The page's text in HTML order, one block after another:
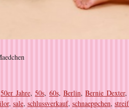
50er Jahre,50s, 60s, Berlin,Bernie Dexter
, sale, schlussverkauf, schnaeppchen,